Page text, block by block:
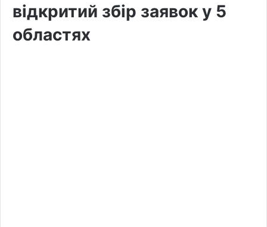
відкритий збір заявок у 5
областях